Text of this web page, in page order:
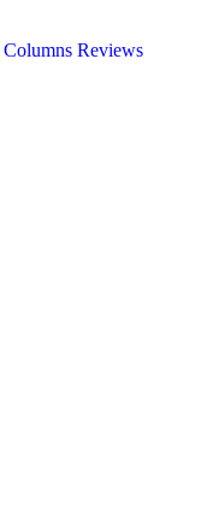
Columns Reviews